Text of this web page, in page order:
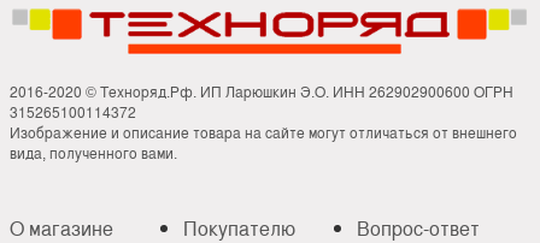
2016-2020 © Техноряд.Рф. ИП Ларюшкин Э.О. ИНН 262902900600 ОГРН
315265100114372
Изображение и описание товара на сайте могут отличаться от внешнего
вида, полученного вами.
О магазине
Покупателю
Вопрос-ответ